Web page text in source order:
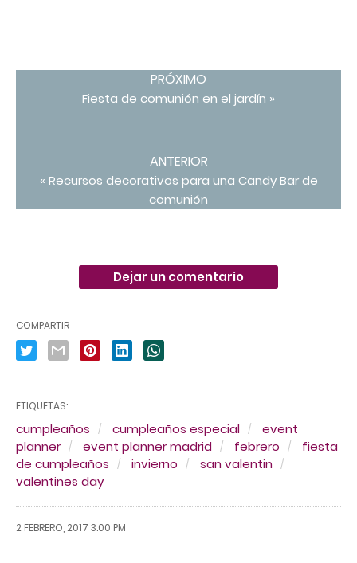
PRÓXIMO
Fiesta de comunión en el jardín »
ANTERIOR
« Recursos decorativos para una Candy Bar de
comunión
Dejar un comentario
COMPARTIR
ETIQUETAS:
cumpleaños cumpleaños especial
event
planner
event planner madrid febrero
fiesta
de cumpleaños
invierno
san valentin
valentines day
2 FEBRERO, 2017 3:00 PM